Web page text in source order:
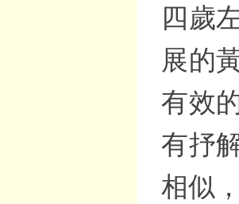
四歲
展的
有效
有抒
相似